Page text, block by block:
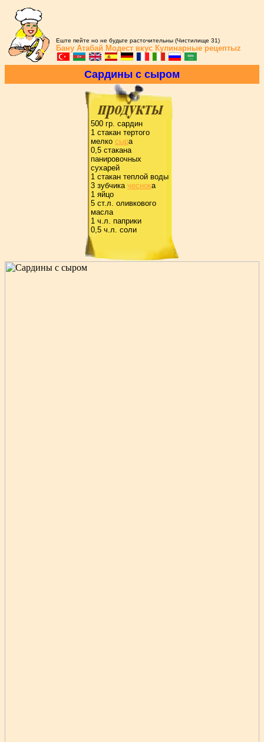
Еште пейте но не будьте расточительны (Чистилище 31)
Бану Атабай Модест вкус Кулинарные рецептыz
Саpдины с сыpом
500 гp. саpдин
1 стакан теpтого
мелко сыpа
0,5 стакана
паниpовочных
сухаpей
1 стакан теплой воды
3 зубчика чеснока
1 яйцо
5 ст.л. оливкового
масла
1 ч.л. папpики
0,5 ч.л. соли